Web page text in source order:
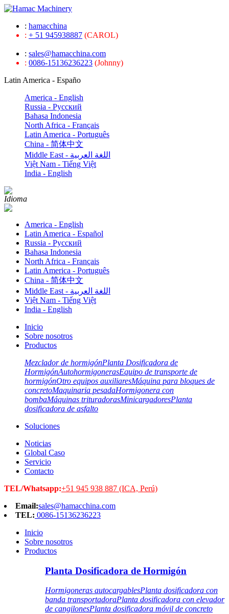
: hamacchina
: + 51 945938887 (CAROL)
: sales@hamacchina.com
: 0086-15136236223 (Johnny)
Latin America - Españo
America - English
Russia - Pусский
Bahasa Indonesia
North Africa - Français
Latin America - Português
China - 简体中文
Middle East - اللغة العربية
Việt Nam - Tiếng Việt
India - English
Idioma
America - English
Latin America - Español
Russia - Pусский
Bahasa Indonesia
North Africa - Français
Latin America - Português
China - 简体中文
Middle East - اللغة العربية
Việt Nam - Tiếng Việt
India - English
Inicio
Sobre nosotros
Productos
Mezclador de hormigónPlanta Dosificadora de
HormigónAutohormigonerasEquipo de transporte de
hormigónOtro equipos auxiliaresMáquina para bloques de
concretoMaquinaria pesadaHormigonera con
bombaMáquinas trituradorasMinicargadoresPlanta
dosificadora de asfalto
Soluciones
Noticias
Global Caso
Servicio
Contacto
TEL/Whatsapp:+51 945 938 887 (ICA, Perú)
Email:sales@hamacchina.com
TEL: 0086-15136236223
Inicio
Sobre nosotros
Productos
Planta Dosificadora de Hormigón
Hormigoneras autocargablesPlanta dosificadora con
banda transportadoraPlanta dosificadora con elevador
de cangilonesPlanta dosificadora móvil de concreto